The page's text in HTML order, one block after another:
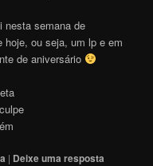
nesta semana de
hoje, ou seja, um lp e em
de aniversário
| Deixe uma resposta